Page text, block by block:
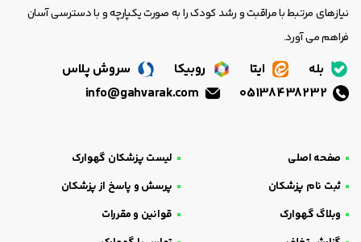
نیازهای مرتبط با مراقبت و رشد کودک را به صورت یکپارچه و با دسترسی آسان
فراهم می آورد.
بله ایتا روبیکا
سروش پلاس
صفحه اصلی
لیست پزشکان گهوارک
ثبت نام پزشکان
پرسش و پاسخ از پزشکان
وبلاگ گهوارک
قوانین و مقررات